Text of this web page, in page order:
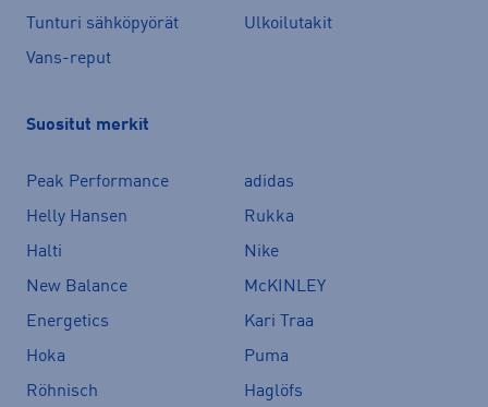
Tunturi sähköpyörät
Ulkoilutakit
Vans-reput
Suositut merkit
Peak Performance
adidas
Helly Hansen
Rukka
Halti
Nike
New Balance
McKINLEY
Energetics
Kari Traa
Hoka
Puma
Röhnisch
Haglöfs